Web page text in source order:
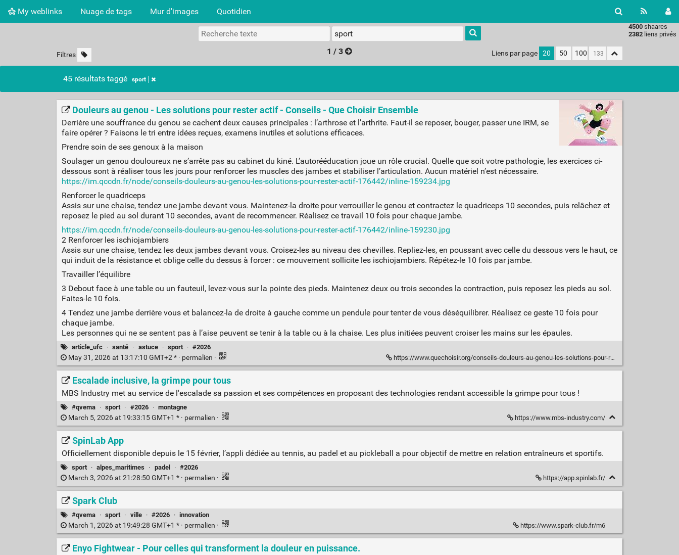
My weblinks Nuage de tags Mur d'images Quotidien
4500 shaares
2382 liens privés
Type 1 or
more
characters
results.
Filtres 1 / 3 Liens par page 20 50 100
45 résultats taggé sport
Douleurs au genou - Les solutions pour rester actif - Conseils - Que Choisir Ensemble
Derrière une souffrance du genou se cachent deux causes principales : l’arthrose et l’arthrite. Faut-il se reposer, bouger, passer une IRM, se
faire opérer ? Faisons le tri entre idées reçues, examens inutiles et solutions efficaces.
Prendre soin de ses genoux à la maison
Soulager un genou douloureux ne s’arrête pas au cabinet du kiné. L’autorééducation joue un rôle crucial. Quelle que soit votre pathologie, les exercices ci-
dessous sont à réaliser tous les jours pour renforcer les muscles des jambes et stabiliser l’articulation. Aucun matériel n’est nécessaire.
https://im.qccdn.fr/node/conseils-douleurs-au-genou-les-solutions-pour-rester-actif-176442/inline-159234.jpg
Renforcer le quadriceps
Assis sur une chaise, tendez une jambe devant vous. Maintenez-la droite pour verrouiller le genou et contractez le quadriceps 10 secondes, puis relâchez et
reposez le pied au sol durant 10 secondes, avant de recommencer. Réalisez ce travail 10 fois pour chaque jambe.
https://im.qccdn.fr/node/conseils-douleurs-au-genou-les-solutions-pour-rester-actif-176442/inline-159230.jpg
2 Renforcer les ischiojambiers
Assis sur une chaise, tendez les deux jambes devant vous. Croisez-les au niveau des chevilles. Repliez-les, en poussant avec celle du dessous vers le haut, ce
qui induit de la résistance et oblige celle du dessus à forcer : ce mouvement sollicite les ischiojambiers. Répétez-le 10 fois par jambe.
Travailler l’équilibre
3 Debout face à une table ou un fauteuil, levez-vous sur la pointe des pieds. Maintenez deux ou trois secondes la contraction, puis reposez les pieds au sol.
Faites-le 10 fois.
4 Tendez une jambe derrière vous et balancez-la de droite à gauche comme un pendule pour tenter de vous déséquilibrer. Réalisez ce geste 10 fois pour
chaque jambe.
Les personnes qui ne se sentent pas à l’aise peuvent se tenir à la table ou à la chaise. Les plus initiées peuvent croiser les mains sur les épaules.
article_ufc · santé · astuce · sport · #2026
May 31, 2026 at 13:17:10 GMT+2 * · permalien · https://www.quechoisir.org/conseils-douleurs-au-genou-les-solutions-pour-rester-actif-n176442/
Escalade inclusive, la grimpe pour tous
MBS Industry met au service de l'escalade sa passion et ses compétences en proposant des technologies rendant accessible la grimpe pour tous !
#qvema · sport · #2026 · montagne
March 5, 2026 at 19:33:15 GMT+1 * · permalien · https://www.mbs-industry.com/
SpinLab App
Officiellement disponible depuis le 15 février, l’appli dédiée au tennis, au padel et au pickleball a pour objectif de mettre en relation entraîneurs et sportifs.
sport · alpes_maritimes · padel · #2026
March 3, 2026 at 21:28:50 GMT+1 * · permalien · https://app.spinlab.fr/
Spark Club
#qvema · sport · ville · #2026 · innovation
March 1, 2026 at 19:49:28 GMT+1 * · permalien · https://www.spark-club.fr/m6
Enyo Fightwear - Pour celles qui transforment la douleur en puissance.